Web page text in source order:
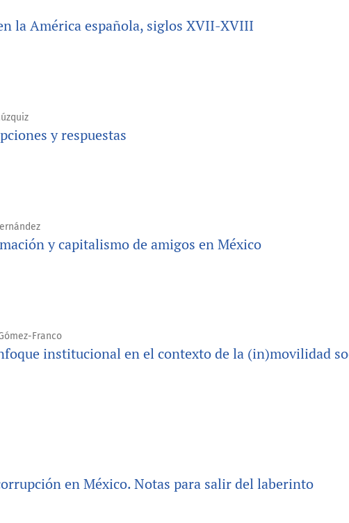
la América española, siglos XVII-XVIII
y respuestas
y capitalismo de amigos en México
Franco
institucional en el contexto de la (in)movilidad
en México. Notas para salir del laberinto